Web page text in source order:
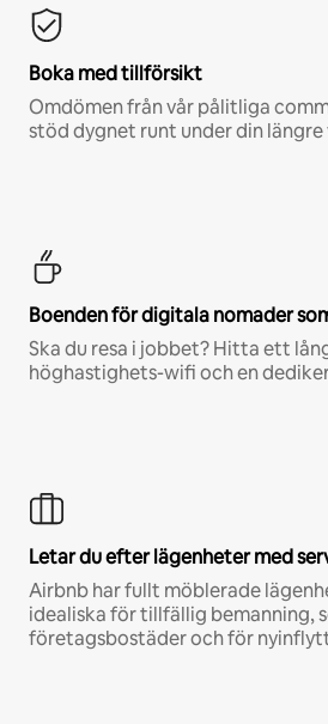
Boka med tillförsikt
Omdömen från vår pålitliga
stöd dygnet runt under din längre
Boenden för digitala nomader
Ska du resa i jobbet? Hitta ett
höghastighets-wifi och en
Letar du efter lägenheter med
Airbnb har fullt möblerade
idealiska för tillfällig bemanning,
företagsbostäder och för